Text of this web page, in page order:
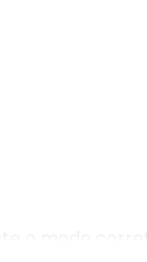
o modo